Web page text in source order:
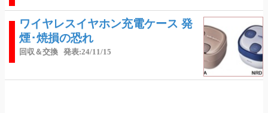
ワイヤレスイヤホン充電ケース 発
煙･焼損の恐れ
回収＆交換 発表:24/11/15